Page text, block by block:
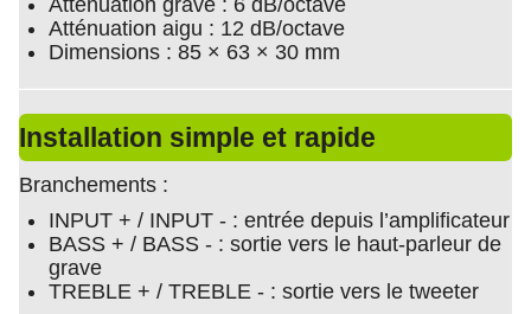
Atténuation grave : 6 dB/octave
Atténuation aigu : 12 dB/octave
Dimensions : 85 × 63 × 30 mm
Installation simple et rapide
Branchements :
INPUT + / INPUT - : entrée depuis l’amplificateur
BASS + / BASS - : sortie vers le haut-parleur de
grave
TREBLE + / TREBLE - : sortie vers le tweeter